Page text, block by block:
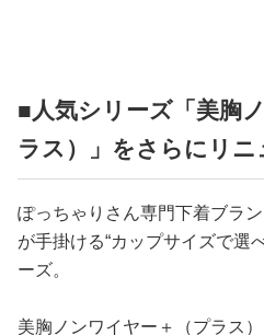
■人気シリーズ「美胸
ラス）」をさらにリニ
ぽっちゃりさん専門下着ブラ
が手掛ける“カップサイズで選
ーズ。
美胸ノンワイヤー＋（プラス